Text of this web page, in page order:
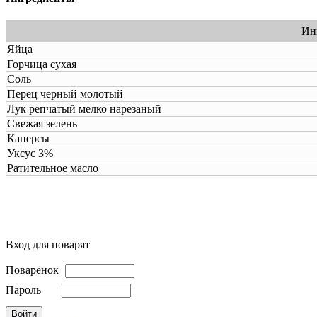
Яйца
Горчица сухая
Соль
Перец черный молотый
Лук репчатый мелко нарезаный
Свежая зелень
Каперсы
Уксус 3%
Ратительное масло
Вход для поварят
Поварёнок
Пароль